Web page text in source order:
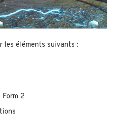
les éléments suivants :
2